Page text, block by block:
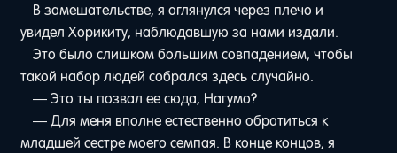
В замешательстве, я оглянулся через плечо и
увидел Хорикиту, наблюдавшую за нами издали.
Это было слишком большим совпадением, чтобы
такой набор людей собрался здесь случайно.
— Это ты позвал ее сюда, Нагумо?
— Для меня вполне естественно обратиться к
младшей сестре моего семпая. В конце концов, я